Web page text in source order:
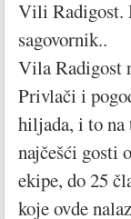
Vili Radigost.
sagovornik..
Vila Radigost
Privlači i
hiljada, i to na
najčešći gosti
ekipe, do 25
koje ovde